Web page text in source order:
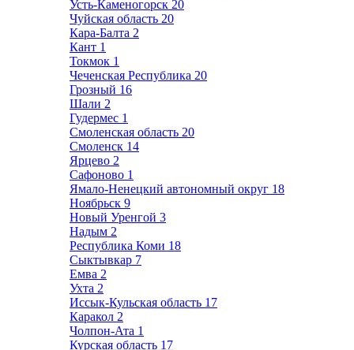
Усть-Каменогорск 20
Чуйская область 20
Кара-Балта 2
Кант 1
Токмок 1
Чеченская Республика 20
Грозный 16
Шали 2
Гудермес 1
Смоленская область 20
Смоленск 14
Ярцево 2
Сафоново 1
Ямало-Ненецкий автономный округ 18
Ноябрьск 9
Новый Уренгой 3
Надым 2
Республика Коми 18
Сыктывкар 7
Емва 2
Ухта 2
Иссык-Кульская область 17
Каракол 2
Чолпон-Ата 1
Курская область 17